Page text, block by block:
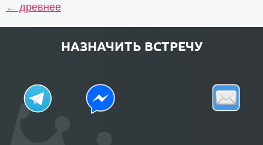
← древнее
НАЗНАЧИТЬ ВСТРЕЧУ